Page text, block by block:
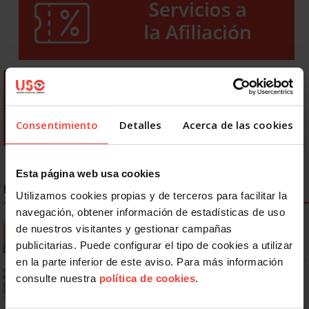
Consentimiento Detalles Acerca de las cookies
Esta página web usa cookies
Utilizamos cookies propias y de terceros para facilitar la
navegación, obtener información de estadísticas de uso
de nuestros visitantes y gestionar campañas
publicitarias. Puede configurar el tipo de cookies a utilizar
en la parte inferior de este aviso. Para más información
consulte nuestra política de cookies.
NOTICIAS MÁS LEÍDAS
Se actualizan las patologías para acceder a la jubilación
anticipada por discapacidad
Ya os podéis descargar la app de USO